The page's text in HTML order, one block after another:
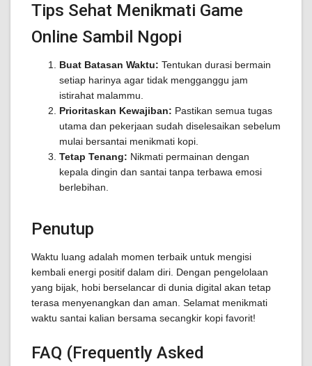
Tips Sehat Menikmati Game
Online Sambil Ngopi
Buat Batasan Waktu: Tentukan durasi bermain
setiap harinya agar tidak mengganggu jam
istirahat malammu.
Prioritaskan Kewajiban: Pastikan semua tugas
utama dan pekerjaan sudah diselesaikan sebelum
mulai bersantai menikmati kopi.
Tetap Tenang: Nikmati permainan dengan
kepala dingin dan santai tanpa terbawa emosi
berlebihan.
Penutup
Waktu luang adalah momen terbaik untuk mengisi
kembali energi positif dalam diri. Dengan pengelolaan
yang bijak, hobi berselancar di dunia digital akan tetap
terasa menyenangkan dan aman. Selamat menikmati
waktu santai kalian bersama secangkir kopi favorit!
FAQ (Frequently Asked